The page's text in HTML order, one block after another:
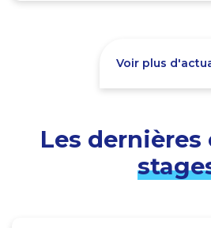
Voir plus
Les dernières